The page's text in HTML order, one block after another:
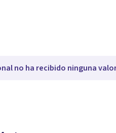
no ha recibido ninguna